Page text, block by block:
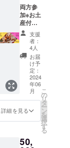
方法：
詳細は
メール
で連絡
しま
す。
たり
（都
内）※会
場検討
中 ・支
援者様
の交通
費や滞
在費：
支援者
様の交
通費や
滞在費
は各自
・支援
両方参
加※お土
産付き
出発
パー
ティ＆
帰国
パー
ティー
両方の
応援チ
ケット
です。
※両方行
くと
60,000
円引き
支援
者：
4人
お届
け予
定：
2024
年06
月
詳細を見る
こ
の
リ
タ
ー
ン
を
選
択
す
る
50,